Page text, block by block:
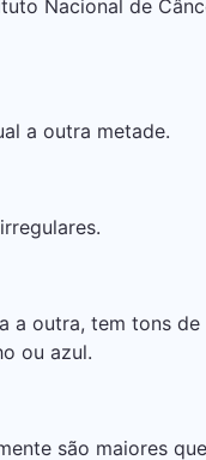
Nacional de
a outra metade.
a outra, tem tons
ou azul.
são maiores